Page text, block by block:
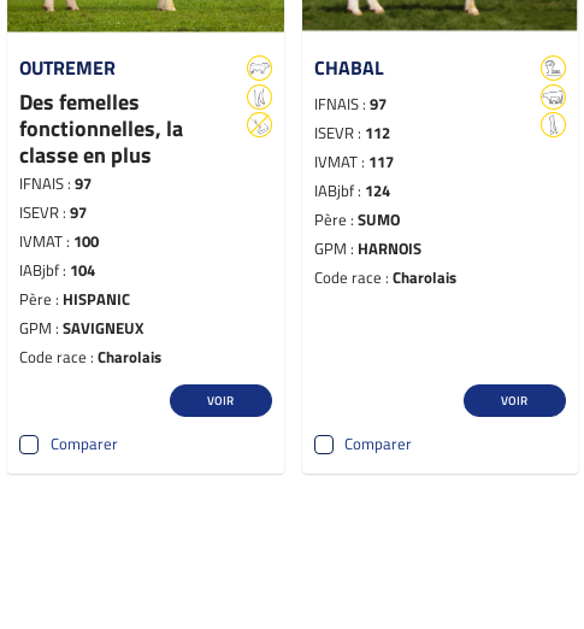
OUTREMER
Des femelles
fonctionnelles, la
classe en plus
IFNAIS :97
ISEVR :97
IVMAT : 100
IABjbf : 104
Père : HISPANIC
GPM :SAVIGNEUX
Code race :Charolais
VOIR
Comparer
CHABAL
IFNAIS : 97
ISEVR : 112
IVMAT : 117
IABjbf : 124
Père : SUMO
GPM : HARNOIS
Code race : Charolais
VOIR
Comparer